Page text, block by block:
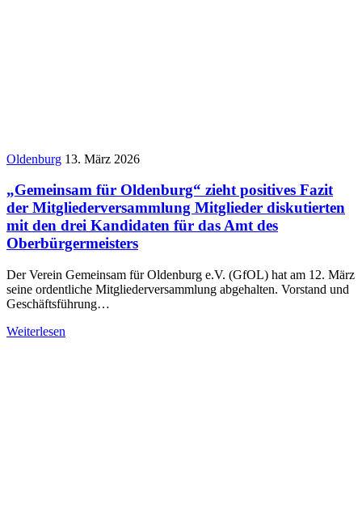
Oldenburg 13. März 2026
„Gemeinsam für Oldenburg“ zieht positives Fazit
der Mitgliederversammlung Mitglieder diskutierten
mit den drei Kandidaten für das Amt des
Oberbürgermeisters
Der Verein Gemeinsam für Oldenburg e.V. (GfOL) hat am 12. März
seine ordentliche Mitgliederversammlung abgehalten. Vorstand und
Geschäftsführung…
Weiterlesen